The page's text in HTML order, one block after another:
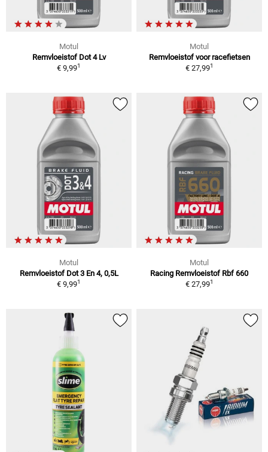
Motul
Remvloeistof Dot 4 Lv
€ 9,991
Motul
Remvloeistof voor racefietsen
€ 27,991
Motul
Remvloeistof Dot 3 En 4, 0,5L
€ 9,991
Motul
Racing Remvloeistof Rbf 660
€ 27,991